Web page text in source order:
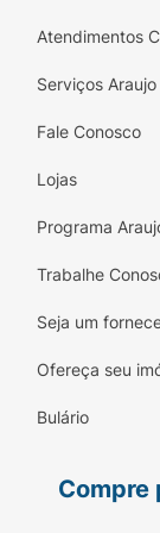
Atendimentos
Serviços Araujo
Fale Conosco
Lojas
Programa
Trabalhe
Seja um
Ofereça seu
Bulário
Compre